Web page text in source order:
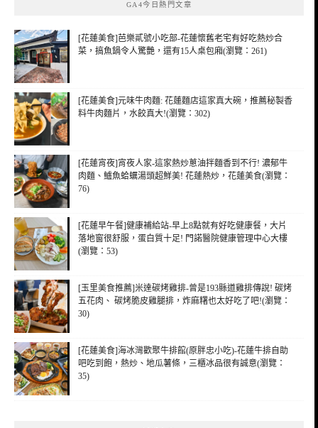
GA4今日熱門文章
[花蓮美食]芭樂貳號小吃部-花蓮懷舊老宅有好吃熱炒合
菜，搞魚鍋令人驚艷，還有15人桌包廂(瀏覽：261)
[花蓮美食]元味牛肉麵: 花蓮麵店這家真大碗，推薦秘製香
料牛肉麵片，水餃真大!(瀏覽：302)
[花蓮宵夜]宵夜人家-這家熱炒蔥油拌麵香到不行! 濃郁牛
肉麵、鱸魚蛤蠣湯頭超鮮美! 花蓮熱炒，花蓮美食(瀏覽：
76)
[花蓮早午餐]健康補給站-早上8點就有好吃健康餐，大片
落地窗很舒服，蛋白質十足! 門諾醫院健康管理中心大樓
(瀏覽：53)
[玉里美食推薦]米達碳烤雞排-曾是193縣道雞排傳說! 碳烤
五花肉、 碳烤脆皮雞腿排，炸麻糬也太好吃了吧!(瀏覽：
30)
[花蓮美食]海冰灣歡聚牛排館(原胖忠小吃)-花蓮牛排自助
吧吃到飽，熱炒、地瓜薯條，三櫃冰品很有誠意(瀏覽：
35)